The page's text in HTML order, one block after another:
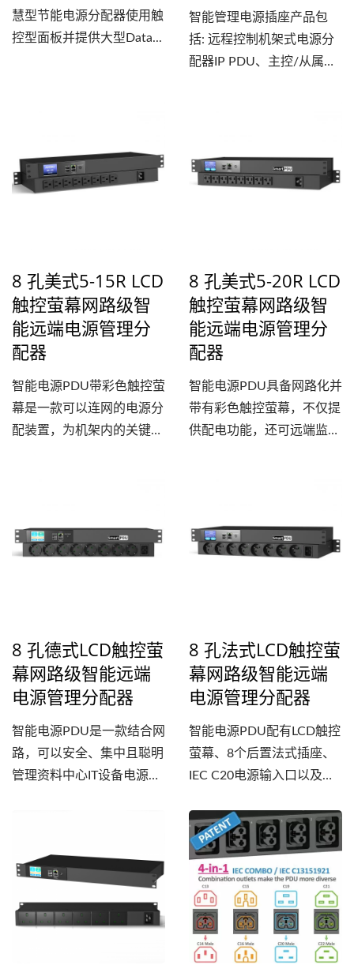
慧型节能电源分配器使用触
控型面板并提供大型Data...
智能管理电源插座产品包
括: 远程控制机架式电源分
配器IP PDU、主控/从属电
8 孔美式5-15R LCD
触控萤幕网路级智
能远端电源管理分
配器
智能电源PDU带彩色触控萤
幕是一款可以连网的电源分
配装置，为机架内的关键设
关键数据以及检查历史趋
的机会，提高安全性并提供
有效的配电控制。 这款智
慧型电源分配器提供8个后
8 孔美式5-20R LCD
触控萤幕网路级智
能远端电源管理分
配器
智能电源PDU具备网路化并
带有彩色触控萤幕，不仅提
供配电功能，还可远端监控
面板设计，8个后置
8 孔德式LCD触控萤
幕网路级智能远端
电源管理分配器
智能电源PDU是一款结合网
路，可以安全、集中且聪明
管理资料中心IT设备电源的
连接的装置进行即时的远端
配置及全程监控。水平安装
于19英吋标准机架机柜，透
过1U节省空间的设计，可
8 孔法式LCD触控萤
幕网路级智能远端
电源管理分配器
智能电源PDU配有LCD触控
萤幕、8个后置法式插座、
IEC C20电源输入口以及前
具有网路功能，可针对个别
插座自订电源控制以及进行
本地及远端监控，并专为19
英吋机架配置所设计的智慧
型机架式配电装置。 不同
于传统PDU的配电功能,...